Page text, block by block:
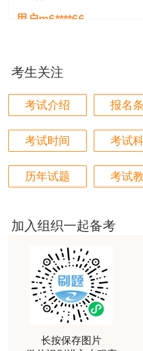
用户m6****66
好
用户m6****66
用户m6****68
陈老师讲得非常好，特别喜
用户m7****66
用户Fa****56
认真听完，自己理解，老师
用户xj****ra
课程课件设计完美，授课老
用户m9****88
李娜老师善于理解归纳，生
考生关注
考试介绍 报名
考试时间 考试
历年试题 考试
加入组织一起备考
长按保存图片